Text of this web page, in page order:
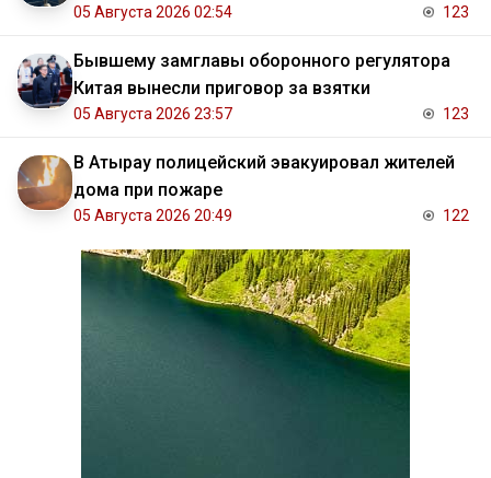
05 Августа 2026 02:54 123
Бывшему замглавы оборонного регулятора
Китая вынесли приговор за взятки
05 Августа 2026 23:57 123
В Атырау полицейский эвакуировал жителей
дома при пожаре
05 Августа 2026 20:49 122